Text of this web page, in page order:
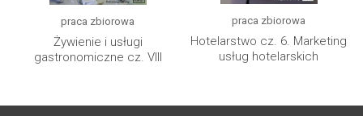
praca zbiorowa
Żywienie i usługi
gastronomiczne cz. VIII
praca zbiorowa
Hotelarstwo cz. 6. Marketing
usług hotelarskich